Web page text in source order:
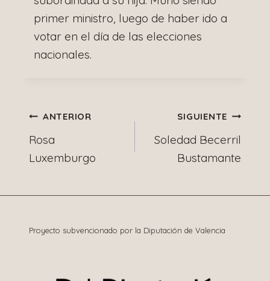
primer ministro, luego de haber ido a
votar en el día de las elecciones
nacionales.
Navegación
de
ANTERIOR
Rosa
Luxemburgo
SIGUIENTE
Soledad Becerril
Bustamante
Proyecto subvencionado por la Diputación de Valencia